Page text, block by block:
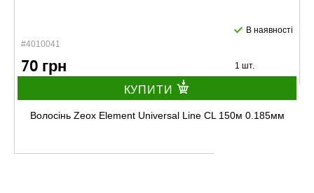
#4010041
В наявності
70 грн 1 шт.
КУПИТИ
Волосінь Zeox Element Universal Line CL 150м 0.185мм